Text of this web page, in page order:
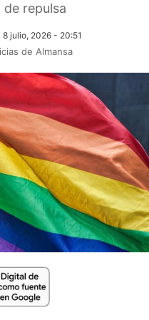
repulsa
8 julio, 2026 - 20:51
de Almansa